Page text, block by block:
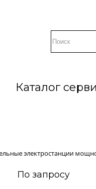
Каталог
электростанции
По запросу